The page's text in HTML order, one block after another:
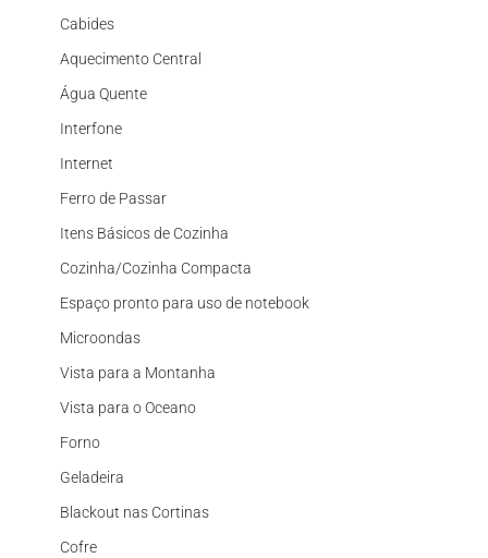
Cabides
Aquecimento Central
Água Quente
Interfone
Internet
Ferro de Passar
Itens Básicos de Cozinha
Cozinha/Cozinha Compacta
Espaço pronto para uso de notebook
Microondas
Vista para a Montanha
Vista para o Oceano
Forno
Geladeira
Blackout nas Cortinas
Cofre